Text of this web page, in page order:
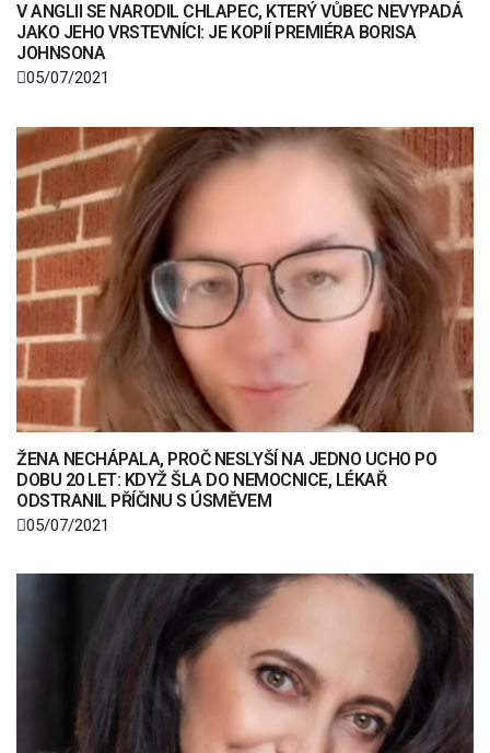
V ANGLII SE NARODIL CHLAPEC, KTERÝ VŮBEC NEVYPADÁ
JAKO JEHO VRSTEVNÍCI: JE KOPIÍ PREMIÉRA BORISA
JOHNSONA
05/07/2021
ŽENA NECHÁPALA, PROČ NESLYŠÍ NA JEDNO UCHO PO
DOBU 20 LET: KDYŽ ŠLA DO NEMOCNICE, LÉKAŘ
ODSTRANIL PŘÍČINU S ÚSMĚVEM
05/07/2021